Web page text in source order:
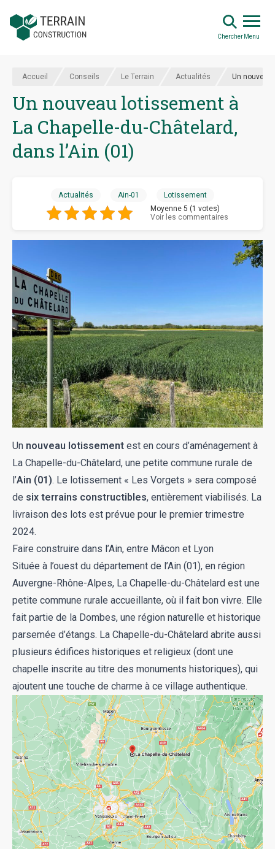
Chercher Menu
Accueil Conseils Le Terrain Actualités Un nouveau
Un nouveau lotissement à
La Chapelle-du-Châtelard,
dans l’Ain (01)
Actualités Ain-01
Lotissement
Moyenne 5 (1 votes)
Voir les commentaires
Un nouveau lotissement est en cours d’aménagement à
La Chapelle-du-Châtelard, une petite commune rurale de
l’Ain (01). Le lotissement « Les Vorgets » sera composé
de six terrains constructibles, entièrement viabilisés. La
livraison des lots est prévue pour le premier trimestre
2024.
Faire construire dans l’Ain, entre Mâcon et Lyon
Située à l’ouest du département de l’Ain (01), en région
Auvergne-Rhône-Alpes, La Chapelle-du-Châtelard est une
petite commune rurale accueillante, où il fait bon vivre. Elle
fait partie de la Dombes, une région naturelle et historique
parsemée d’étangs. La Chapelle-du-Châtelard abrite aussi
plusieurs édifices historiques et religieux (dont une
chapelle inscrite au titre des monuments historiques), qui
ajoutent une touche de charme à ce village authentique.